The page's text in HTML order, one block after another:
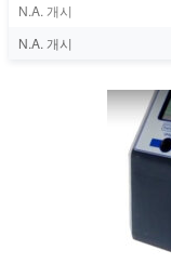
N.A. 개시
N.A. 개시